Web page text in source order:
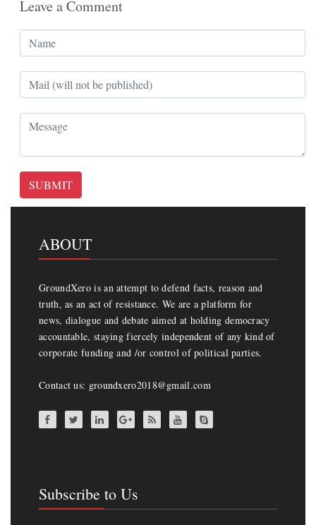
Leave a Comment
SUBMIT
ABOUT
GroundXero is an attempt to defend facts, reason and
truth, as an act of resistance. We are a platform for
news, dialogue and debate aimed at holding democracy
accountable, staying fiercely independent of any kind of
corporate funding and /or control of political parties.
Contact us: groundxero2018@gmail.com
Subscribe to Us